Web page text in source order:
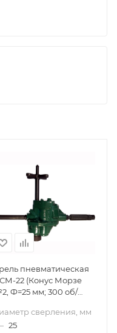
пневматическая
22 (Конус Морзе
Ф=25 мм; 300 об/
сверления, мм
25